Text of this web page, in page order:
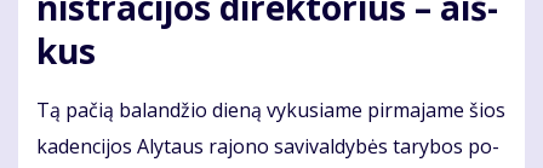
kus
Tą pa­čią ba­lan­džio die­ną vy­ku­sia­me pir­ma­ja­me šios
ka­den­ci­jos Aly­taus ra­jo­no sa­vi­val­dy­bės ta­ry­bos po­